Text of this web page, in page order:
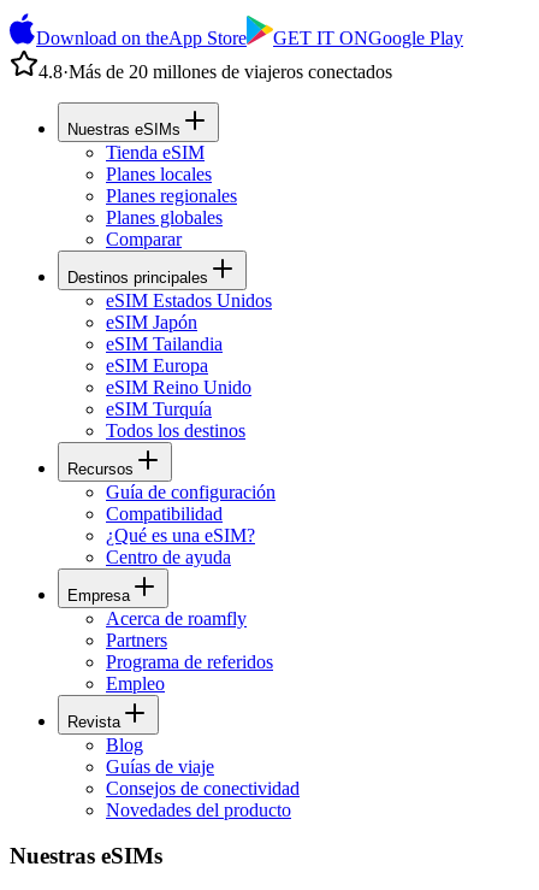
Download on theApp Store GET IT ONGoogle Play
4.8·Más de 20 millones de viajeros conectados
Nuestras eSIMs
Tienda eSIM
Planes locales
Planes regionales
Planes globales
Comparar
Destinos principales
eSIM Estados Unidos
eSIM Japón
eSIM Tailandia
eSIM Europa
eSIM Reino Unido
eSIM Turquía
Todos los destinos
Recursos
Guía de configuración
Compatibilidad
¿Qué es una eSIM?
Centro de ayuda
Empresa
Acerca de roamfly
Partners
Programa de referidos
Empleo
Revista
Blog
Guías de viaje
Consejos de conectividad
Novedades del producto
Nuestras eSIMs